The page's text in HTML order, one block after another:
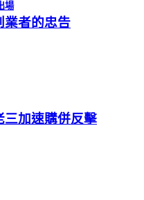
場
者的忠告
加速購併反擊